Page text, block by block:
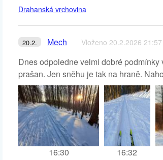
Drahanská vrchovina
20.2. Mech Vloženo 20.2.2026 21:57
Dnes odpoledne velmi dobré
prašan. Jen sněhu je tak na hraně.
16:30 16:32